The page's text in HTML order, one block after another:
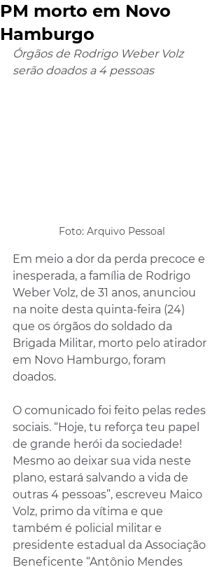
PM morto em Novo
Hamburgo
Órgãos de Rodrigo Weber Volz
serão doados a 4 pessoas
Foto: Arquivo Pessoal
Em meio a dor da perda precoce e
inesperada, a família de Rodrigo
Weber Volz, de 31 anos, anunciou
na noite desta quinta-feira (24)
que os órgãos do soldado da
Brigada Militar, morto pelo atirador
em Novo Hamburgo, foram
doados.
O comunicado foi feito pelas redes
sociais. “Hoje, tu reforça teu papel
de grande herói da sociedade!
Mesmo ao deixar sua vida neste
plano, estará salvando a vida de
outras 4 pessoas”, escreveu Maico
Volz, primo da vítima e que
também é policial militar e
presidente estadual da Associação
Beneficente “Antônio Mendes